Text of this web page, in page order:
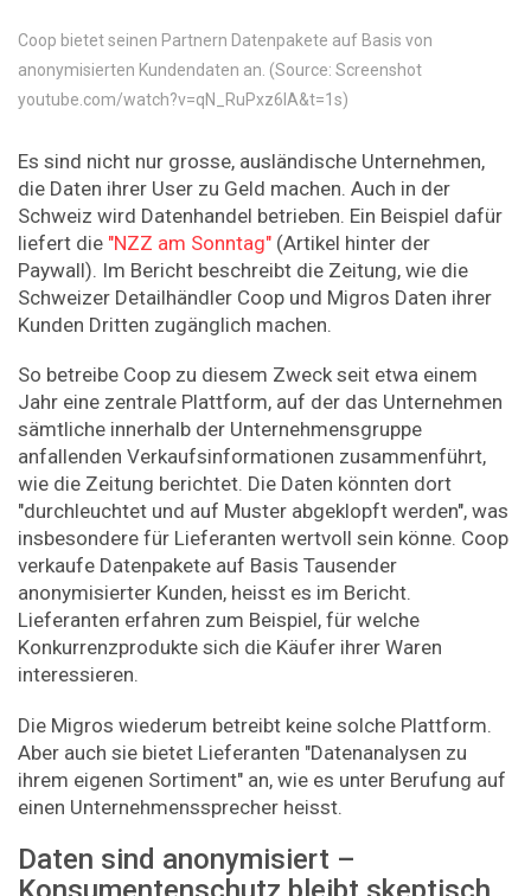
Coop bietet seinen Partnern Datenpakete auf Basis von
anonymisierten Kundendaten an. (Source: Screenshot
youtube.com/watch?v=qN_RuPxz6IA&t=1s)
Es sind nicht nur grosse, ausländische Unternehmen,
die Daten ihrer User zu Geld machen. Auch in der
Schweiz wird Datenhandel betrieben. Ein Beispiel dafür
liefert die "NZZ am Sonntag" (Artikel hinter der
Paywall). Im Bericht beschreibt die Zeitung, wie die
Schweizer Detailhändler Coop und Migros Daten ihrer
Kunden Dritten zugänglich machen.
So betreibe Coop zu diesem Zweck seit etwa einem
Jahr eine zentrale Plattform, auf der das Unternehmen
sämtliche innerhalb der Unternehmensgruppe
anfallenden Verkaufsinformationen zusammenführt,
wie die Zeitung berichtet. Die Daten könnten dort
"durchleuchtet und auf Muster abgeklopft werden", was
insbesondere für Lieferanten wertvoll sein könne. Coop
verkaufe Datenpakete auf Basis Tausender
anonymisierter Kunden, heisst es im Bericht.
Lieferanten erfahren zum Beispiel, für welche
Konkurrenzprodukte sich die Käufer ihrer Waren
interessieren.
Die Migros wiederum betreibt keine solche Plattform.
Aber auch sie bietet Lieferanten "Datenanalysen zu
ihrem eigenen Sortiment" an, wie es unter Berufung auf
einen Unternehmenssprecher heisst.
Daten sind anonymisiert –